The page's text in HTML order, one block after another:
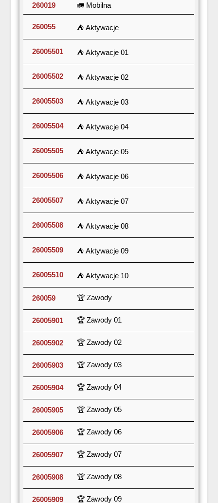
260019 🚛 Mobilna
260055 ⛺ Aktywacje
26005501 ⛺ Aktywacje 01
26005502 ⛺ Aktywacje 02
26005503 ⛺ Aktywacje 03
26005504 ⛺ Aktywacje 04
26005505 ⛺ Aktywacje 05
26005506 ⛺ Aktywacje 06
26005507 ⛺ Aktywacje 07
26005508 ⛺ Aktywacje 08
26005509 ⛺ Aktywacje 09
26005510 ⛺ Aktywacje 10
260059 🏆 Zawody
26005901 🏆 Zawody 01
26005902 🏆 Zawody 02
26005903 🏆 Zawody 03
26005904 🏆 Zawody 04
26005905 🏆 Zawody 05
26005906 🏆 Zawody 06
26005907 🏆 Zawody 07
26005908 🏆 Zawody 08
26005909 🏆 Zawody 09